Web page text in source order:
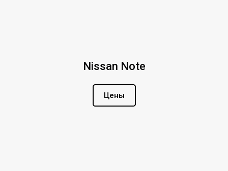
Nissan Note
Цены